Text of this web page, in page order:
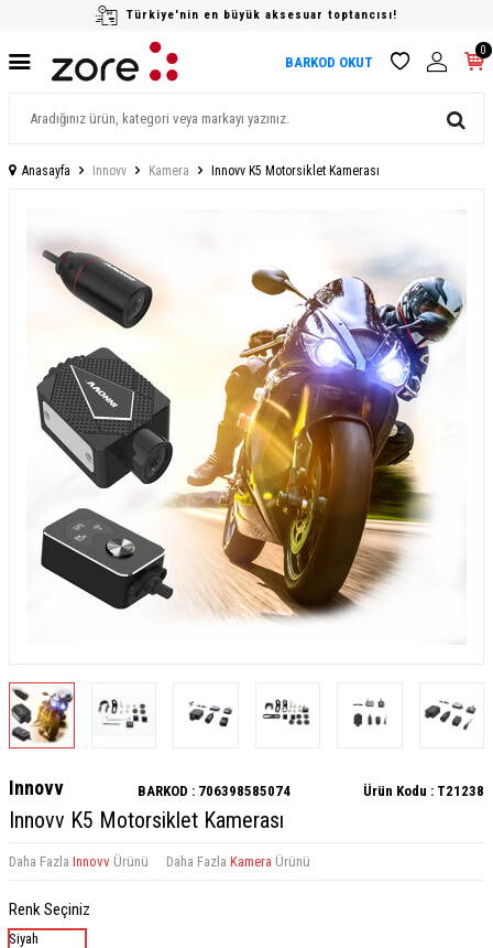
Türkiye'nin en büyük aksesuar toptancısı!
BARKOD OKUT
0
Anasayfa Innovv Kamera Innovv K5 Motorsiklet Kamerası
Innovv BARKOD : 706398585074 Ürün Kodu : T21238
Innovv K5 Motorsiklet Kamerası
Daha Fazla Innovv Ürünü Daha Fazla Kamera Ürünü
Renk Seçiniz
Siyah